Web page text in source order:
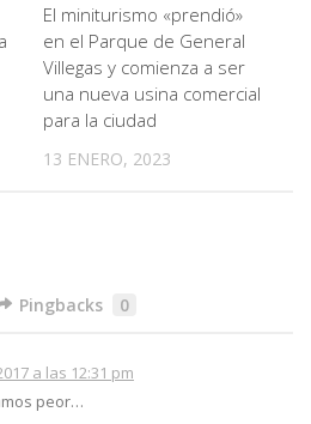
El miniturismo «prendió»
en el Parque de General
Villegas y comienza a ser
una nueva usina comercial
para la ciudad
13 ENERO, 2023
Pingbacks 0
a las 12:31 pm
peor…